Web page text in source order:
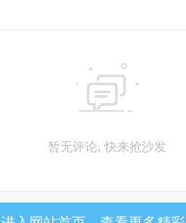

暂无评论, 快来抢沙发